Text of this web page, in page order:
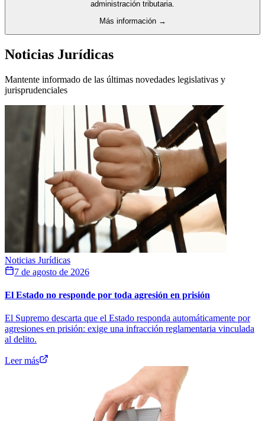
administración tributaria.
Más información →
Noticias Jurídicas
Mantente informado de las últimas novedades legislativas y
jurisprudenciales
Noticias Jurídicas
7 de agosto de 2026
El Estado no responde por toda agresión en prisión
El Supremo descarta que el Estado responda automáticamente por
agresiones en prisión: exige una infracción reglamentaria vinculada
al delito.
Leer más